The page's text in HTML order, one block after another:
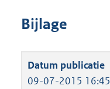
Bijlage
09-07-2015 16:45